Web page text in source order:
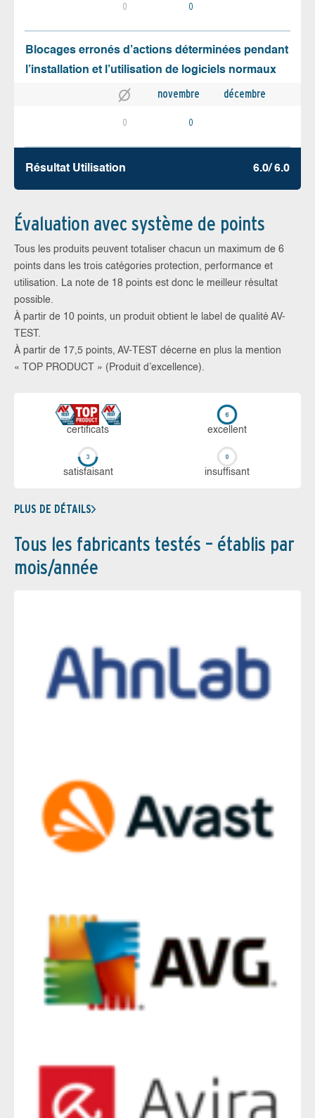
0 0
Blocages erronés d’actions déterminées pendant
l’installation et l’utilisation de logiciels normaux
novembre décembre
0 0
Résultat Utilisation 6.0/ 6.0
Évaluation avec système de points
Tous les produits peuvent totaliser chacun un maximum de 6
points dans les trois catégories protection, performance et
utilisation. La note de 18 points est donc le meilleur résultat
possible.
À partir de 10 points, un produit obtient le label de qualité AV-
TEST.
À partir de 17,5 points, AV-TEST décerne en plus la mention
« TOP PRODUCT » (Produit d’excellence).
certi­ficats ex­cellent
sa­tis­fai­sant in­suf­fi­sant
PLUS DE DÉTAILS
Tous les fabricants testés – établis par
mois/année